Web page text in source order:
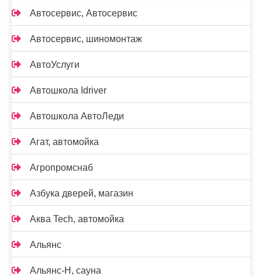
Автосервис, Автосервис
Автосервис, шиномонтаж
АвтоУслуги
Автошкола Idriver
Автошкола АвтоЛеди
Агат, автомойка
Агропромснаб
Азбука дверей, магазин
Аква Tech, автомойка
Альянс
Альянс-Н, сауна